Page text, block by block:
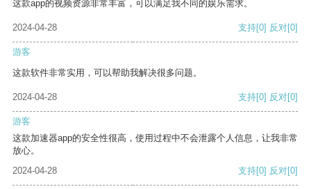
这款app的视频资源非常丰富，可以满足我不同的娱乐需求。
2024-04-28 支持[0] 反对[0]
游客
这款软件非常实用，可以帮助我解决很多问题。
2024-04-28 支持[0] 反对[0]
游客
这款加速器app的安全性很高，使用过程中不会泄露个人信息，让我非常
放心。
2024-04-28
支持[0] 反对[0]